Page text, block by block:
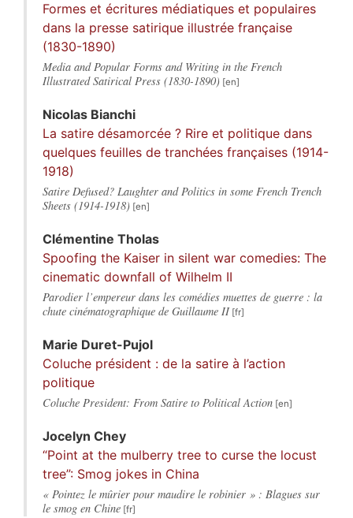
Formes et écritures médiatiques et populaires
dans la presse satirique illustrée française
(1830-1890)
Media and Popular Forms and Writing in the French
Illustrated Satirical Press (1830-1890)
Nicolas Bianchi
La satire désamorcée ? Rire et politique dans
quelques feuilles de tranchées françaises (1914-
1918)
Satire Defused? Laughter and Politics in some French Trench
Sheets (1914-1918)
Clémentine Tholas
Spoofing the Kaiser in silent war comedies: The
cinematic downfall of Wilhelm II
Parodier l’empereur dans les comédies muettes de guerre : la
chute cinématographique de Guillaume II
Marie Duret-Pujol
Coluche président : de la satire à l’action
politique
Coluche President: From Satire to Political Action
Jocelyn Chey
“Point at the mulberry tree to curse the locust
tree”: Smog jokes in China
« Pointez le mûrier pour maudire le robinier » : Blagues sur
le smog en Chine